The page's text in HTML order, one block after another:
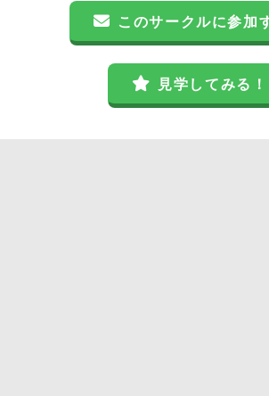
このサークルに参加
見学してみる！